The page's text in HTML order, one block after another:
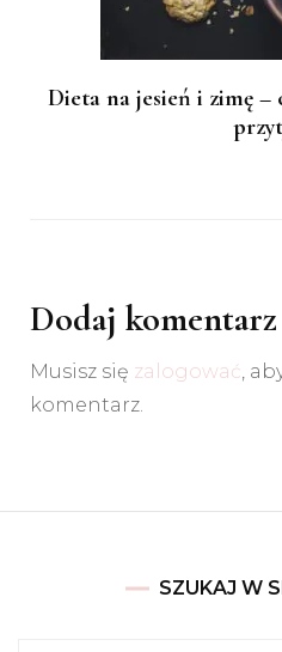
Dieta na jesień i zimę –
Dodaj komentarz
Musisz się zalogować,
komentarz.
SZUKAJ W